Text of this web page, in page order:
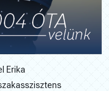
Erika